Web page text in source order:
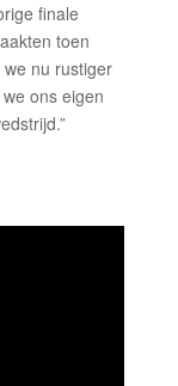
finale
toen
we nu rustiger
ons eigen